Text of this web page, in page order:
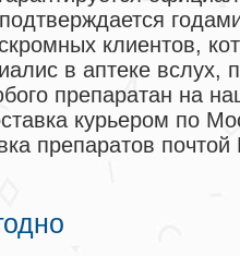
клиентов,
в аптеке вслух,
препаратан на
курьером по
препаратов